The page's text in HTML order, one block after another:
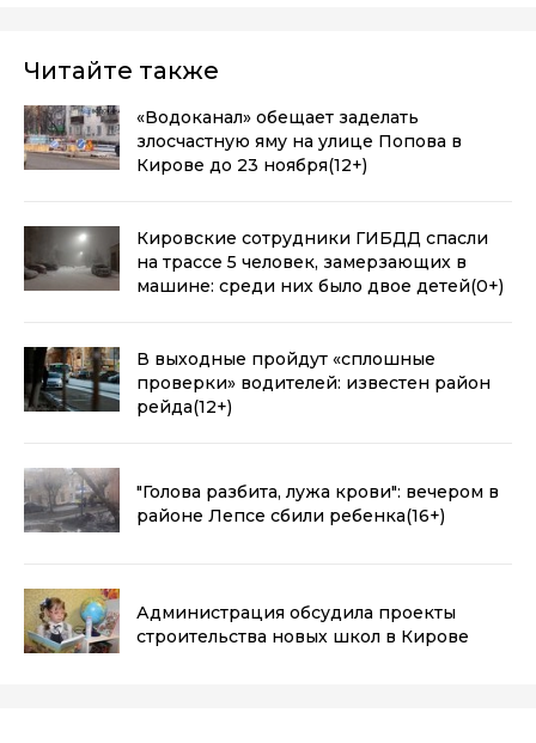
Читайте также
«Водоканал» обещает заделать
злосчастную яму на улице Попова в
Кирове до 23 ноября(12+)
Кировские сотрудники ГИБДД спасли
на трассе 5 человек, замерзающих в
машине: среди них было двое детей(0+)
В выходные пройдут «сплошные
проверки» водителей: известен район
рейда(12+)
"Голова разбита, лужа крови": вечером в
районе Лепсе сбили ребенка(16+)
Администрация обсудила проекты
строительства новых школ в Кирове